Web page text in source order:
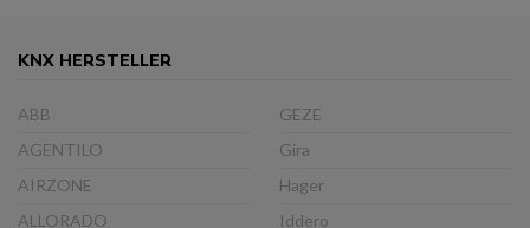
KNX HERSTELLER
ABB
AGENTILO
AIRZONE
ALLORADO
GEZE
Gira
Hager
Iddero